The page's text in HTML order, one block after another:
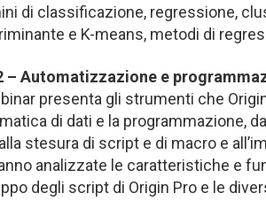
di classificazione, regressione,
e K-means, metodi di
– Automatizzazione e
presenta gli strumenti che
di dati e la programmazione,
stesura di script e di macro e
analizzate le caratteristiche e
degli script di Origin Pro e le